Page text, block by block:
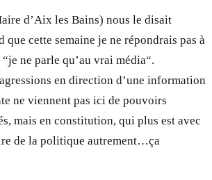
d’Aix les Bains) nous le disait
que cette semaine je ne répondrais pas à
ne parle qu’au vrai média“.
en direction d’une information
ne viennent pas ici de pouvoirs
mais en constitution, qui plus est avec
de la politique autrement…ça